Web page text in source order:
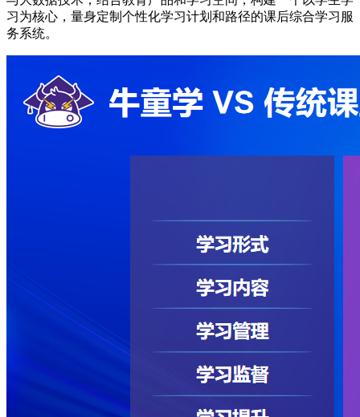
习为核心，量身定制个性化学习计划和路径的课后综合学习服
务系统。